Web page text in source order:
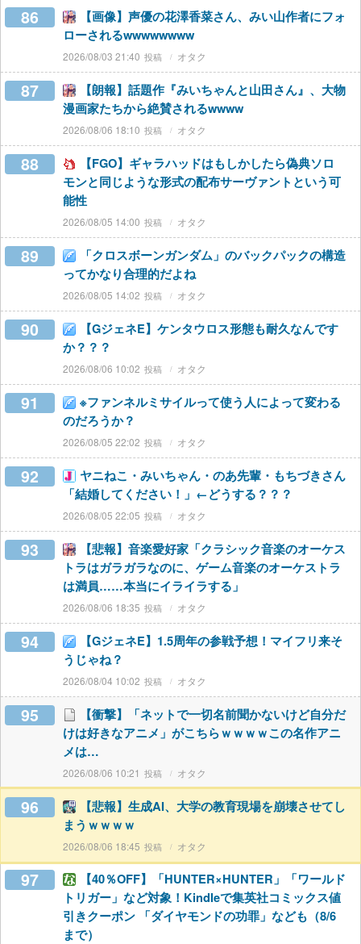
86
【画像】声優の花澤香菜さん、みい山作者にフォ
ローされるwwwwwwww
2026/08/03 21:40 オタク
87
【朗報】話題作『みいちゃんと山田さん』、大物
漫画家たちから絶賛されるwwww
2026/08/06 18:10 オタク
88
【FGO】ギャラハッドはもしかしたら偽典ソロ
モンと同じような形式の配布サーヴァントという可
能性
2026/08/05 14:00 オタク
89
「クロスボーンガンダム」のバックパックの構造
ってかなり合理的だよね
2026/08/05 14:02 オタク
90
【GジェネE】ケンタウロス形態も耐久なんです
か？？？
2026/08/06 10:02 オタク
91
※ファンネルミサイルって使う人によって変わる
のだろうか？
2026/08/05 22:02 オタク
92
ヤニねこ・みいちゃん・のあ先輩・もちづきさん
「結婚してください！」←どうする？？？
2026/08/05 22:05 オタク
93
【悲報】音楽愛好家「クラシック音楽のオーケス
トラはガラガラなのに、ゲーム音楽のオーケストラ
は満員……本当にイライラする」
2026/08/06 18:35 オタク
94
【GジェネE】1.5周年の参戦予想！マイフリ来そ
うじゃね？
2026/08/04 10:02 オタク
95
【衝撃】「ネットで一切名前聞かないけど自分だ
けは好きなアニメ」がこちらｗｗｗｗこの名作アニ
メは…
2026/08/06 10:21 オタク
96
【悲報】生成AI、大学の教育現場を崩壊させてし
まうｗｗｗｗ
2026/08/06 18:45 オタク
97
【40％OFF】「HUNTER×HUNTER」「ワールド
トリガー」など対象！Kindleで集英社コミックス値
引きクーポン 「ダイヤモンドの功罪」なども（8/6
まで）